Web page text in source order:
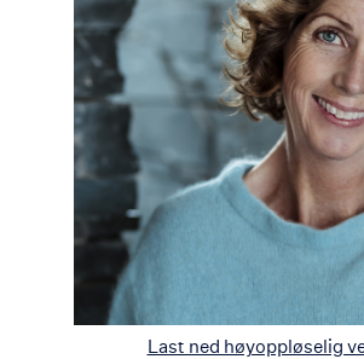
Last ned høyoppløselig